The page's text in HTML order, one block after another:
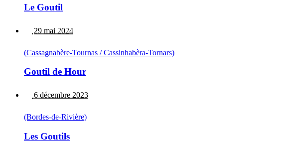
Le Goutil
29 mai 2024
(Cassagnabère-Tournas / Cassinhabèra-Tornars)
Goutil de Hour
6 décembre 2023
(Bordes-de-Rivière)
Les Goutils